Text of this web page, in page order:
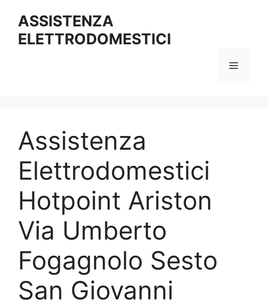
contenuto
ASSISTENZA
ELETTRODOMESTICI
Menu
Assistenza
Elettrodomestici
Hotpoint Ariston
Via Umberto
Fogagnolo Sesto
San Giovanni